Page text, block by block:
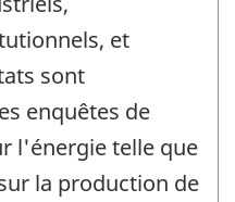
et
sont
enquêtes de
l'énergie telle que
la production de